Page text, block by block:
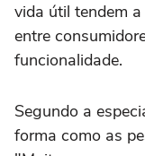
vida útil tendem
entre
funcionalidade.
Segundo a
forma como as